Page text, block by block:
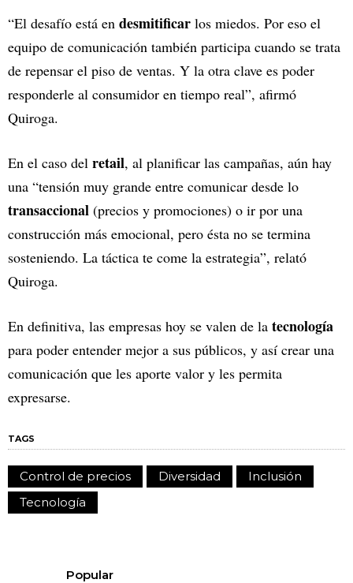
“El desafío está en desmitificar los miedos. Por eso el
equipo de comunicación también participa cuando se trata
de repensar el piso de ventas. Y la otra clave es poder
responderle al consumidor en tiempo real”, afirmó
Quiroga.
En el caso del retail, al planificar las campañas, aún hay
una “tensión muy grande entre comunicar desde lo
transaccional (precios y promociones) o ir por una
construcción más emocional, pero ésta no se termina
sosteniendo. La táctica te come la estrategia”, relató
Quiroga.
En definitiva, las empresas hoy se valen de la tecnología
para poder entender mejor a sus públicos, y así crear una
comunicación que les aporte valor y les permita
expresarse.
TAGS
Control de precios Diversidad
Inclusión
Tecnología
Popular